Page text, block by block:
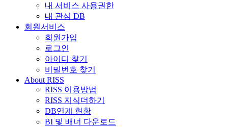
내 서비스 사용권한
내 관심 DB
회원서비스
회원가입
로그인
아이디 찾기
비밀번호 찾기
About RISS
RISS 이용방법
RISS 지식더하기
DB연계 현황
BI 및 배너 다운로드